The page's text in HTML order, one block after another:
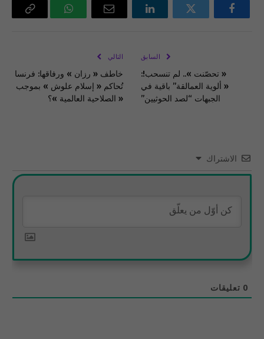
فيسبوك تويتر لينكدإن
البريد
واتساب Copy
السابق
« تحصّنت ».. لم تنسحب!:
« ألوية العمالقة” باقية في
الجبهات “لصد الحوثيين”
التالي
خاطف « رزان » ورفاقها: فرنسا
تُحاكم « إسلام علوش » بموجب
« الصلاحية العالمية »؟
الاشتراك
0 تعليقات